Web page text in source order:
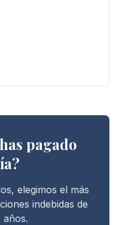
pagado
elegimos el más
indebidas de
años.